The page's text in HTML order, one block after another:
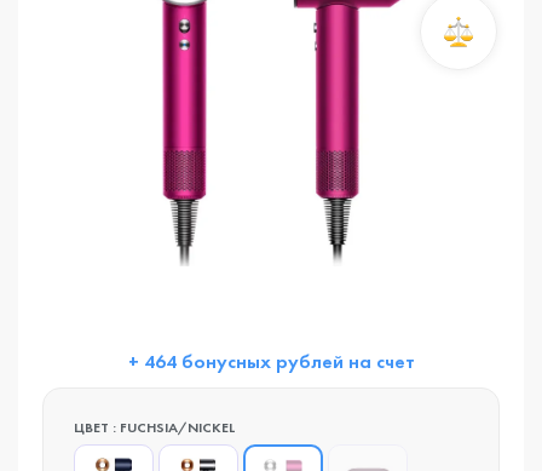
+ 464 бонусных рублей на счет
ЦВЕТ : FUCHSIA/NICKEL